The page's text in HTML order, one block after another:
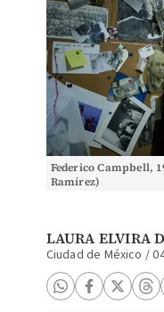
Federico Campbell,
Ramírez)
LAURA ELVIRA
Ciudad de México /